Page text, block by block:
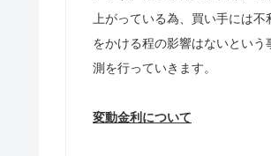
上がっている為、買い手には
をかける程の影響はないとい
測を行っていきます。
変動金利について